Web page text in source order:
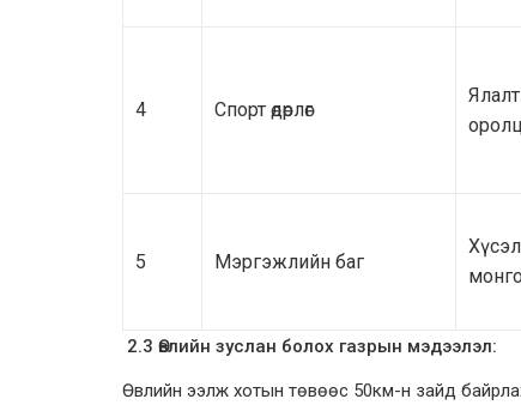
4 Спорт өдөрлөг
5 Мэргэжлийн баг
Хүсэл
2.3 Өвлийн зуслан болох газрын мэдээлэл:
Өвлийн ээлж хотын төвөөс 50км-н зайд